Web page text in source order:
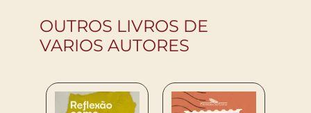
OUTROS LIVROS DE
VARIOS AUTORES